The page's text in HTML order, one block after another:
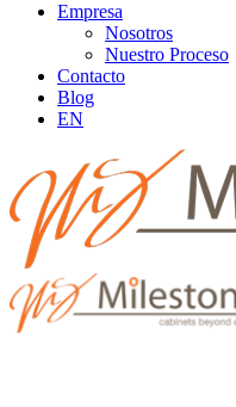
Empresa
Nosotros
Nuestro Proceso
Contacto
Blog
EN